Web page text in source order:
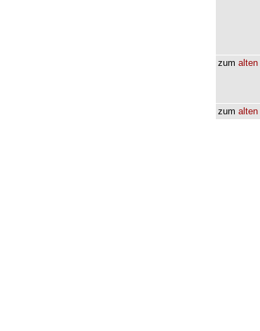
zum alten
zum alten